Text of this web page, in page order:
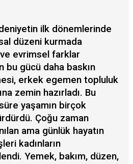
ilk dönemlerinde
düzeni kurmada
evrimsel farklar
bu gücü daha baskın
erkek egemen topluluk
zemin hazırladı. Bu
yaşamın birçok
Çoğu zaman
ama günlük hayatın
kadınların
Yemek, bakım, düzen,